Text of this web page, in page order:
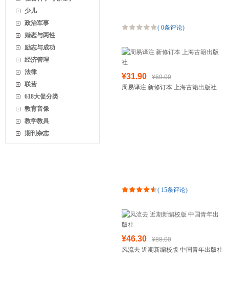
少儿
政治军事
婚恋与两性
励志与成功
经济管理
法律
联营
618大促分类
教育音像
教学教具
期刊杂志
( 0条评论)
¥31.90
¥69.00
周易译注 新修订本 上海古籍出版社
( 15条评论)
¥46.30
¥88.00
风流去 近期新编校版 中国青年出版社